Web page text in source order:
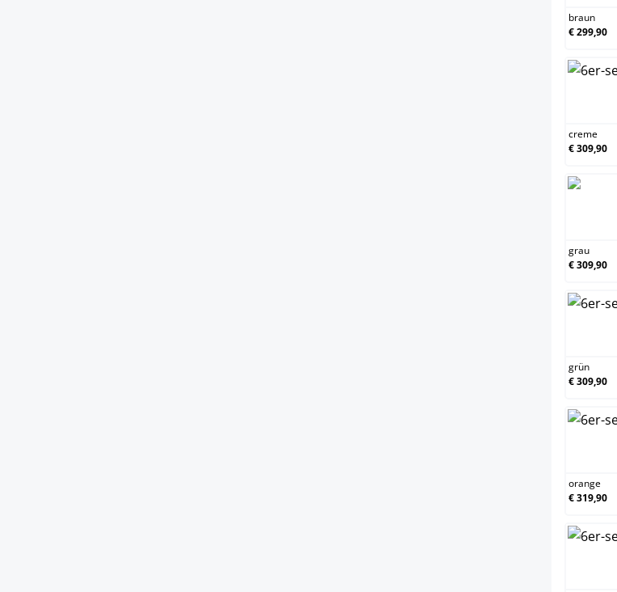
braun
€ 299,90
creme
€ 309,90
grau
€ 309,90
grün
€ 309,90
orange
€ 319,90